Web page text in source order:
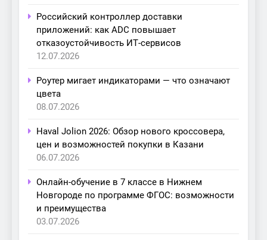
Российский контроллер доставки
приложений: как ADC повышает
отказоустойчивость ИТ-сервисов
12.07.2026
Роутер мигает индикаторами — что означают
цвета
08.07.2026
Haval Jolion 2026: Обзор нового кроссовера,
цен и возможностей покупки в Казани
06.07.2026
Онлайн-обучение в 7 классе в Нижнем
Новгороде по программе ФГОС: возможности
и преимущества
03.07.2026